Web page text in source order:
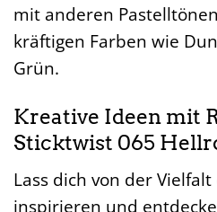
mit anderen
kräftigen Farben wie
Grün.
Kreative Ideen mit
Sticktwist 065
Lass dich von der
inspirieren und